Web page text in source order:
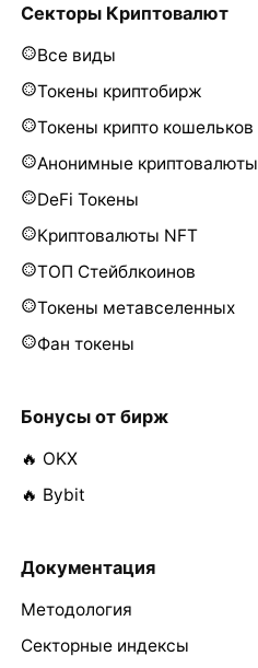
Секторы Криптовалют
Все виды
Токены криптобирж
Токены крипто кошельков
Анонимные криптовалюты
DeFi Токены
Криптовалюты NFT
ТОП Стейблкоинов
Токены метавселенных
Фан токены
Бонусы от бирж
🔥 OKX
🔥 Bybit
Документация
Методология
Секторные индексы